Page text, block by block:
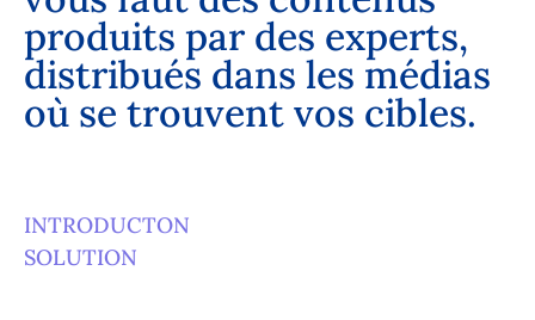
produits par des experts,
distribués dans les médias
où se trouventvos cibles.
INTRODUCTON
SOLUTION